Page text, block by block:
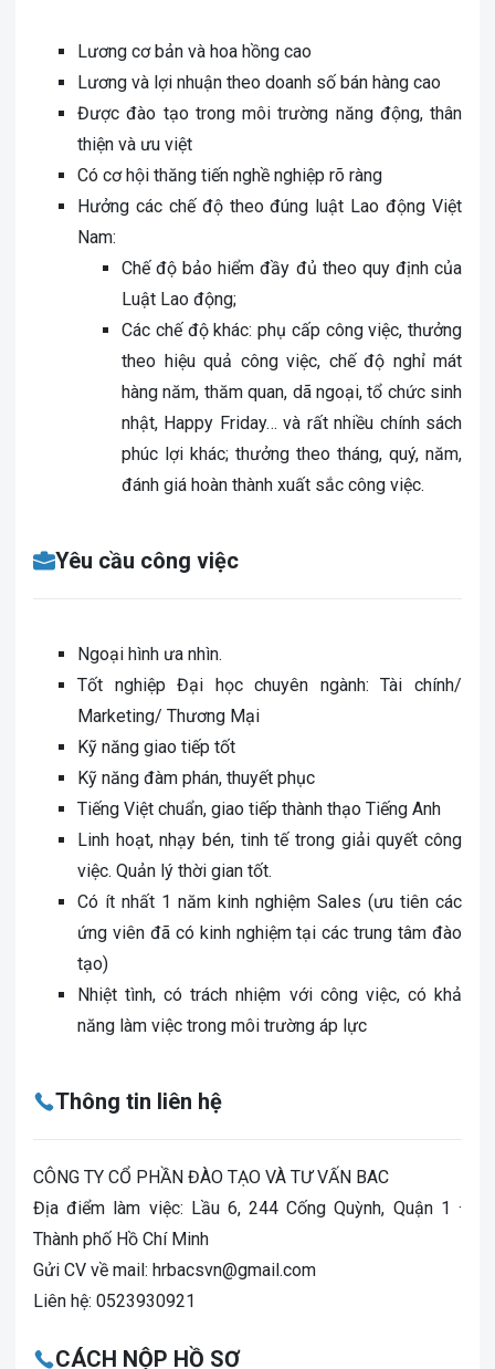
Lương cơ bản và hoa hồng cao
Lương và lợi nhuận theo doanh số bán hàng cao
Được đào tạo trong môi trường năng động, thân
thiện và ưu việt
Có cơ hội thăng tiến nghề nghiệp rõ ràng
Hưởng các chế độ theo đúng luật Lao động Việt
Nam:
Chế độ bảo hiểm đầy đủ theo quy định của
Luật Lao động;
Các chế độ khác: phụ cấp công việc, thưởng
theo hiệu quả công việc, chế độ nghỉ mát
hàng năm, thăm quan, dã ngoại, tổ chức sinh
nhật, Happy Friday… và rất nhiều chính sách
phúc lợi khác; thưởng theo tháng, quý, năm,
đánh giá hoàn thành xuất sắc công việc.
Yêu cầu công việc
Ngoại hình ưa nhìn.
Tốt nghiệp Đại học chuyên ngành: Tài chính/
Marketing/ Thương Mại
Kỹ năng giao tiếp tốt
Kỹ năng đàm phán, thuyết phục
Tiếng Việt chuẩn, giao tiếp thành thạo Tiếng Anh
Linh hoạt, nhạy bén, tinh tế trong giải quyết công
việc. Quản lý thời gian tốt.
Có ít nhất 1 năm kinh nghiệm Sales (ưu tiên các
ứng viên đã có kinh nghiệm tại các trung tâm đào
tạo)
Nhiệt tình, có trách nhiệm với công việc, có khả
năng làm việc trong môi trường áp lực
Thông tin liên hệ
CÔNG TY CỔ PHẦN ĐÀO TẠO VÀ TƯ VẤN BAC
Địa điểm làm việc: Lầu 6, 244 Cống Quỳnh, Quận 1 ·
Thành phố Hồ Chí Minh
Gửi CV về mail: hrbacsvn@gmail.com
Liên hệ: 0523930921
CÁCH NỘP HỒ SƠ